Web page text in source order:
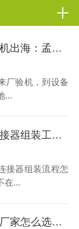
唯思特纽扣摆盘机出海：孟加拉客户来厂验机纪实
厂验机，到设备
...
【视频】光纤连接器组装工艺：整列机排陶瓷插芯与金属外壳，翻转180°套弹簧一次到位
接器组装流程怎
在...
精密整列机源头厂家怎么选？20年老师傅讲清换产与精度